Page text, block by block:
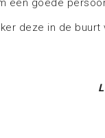
een goede
deze in de